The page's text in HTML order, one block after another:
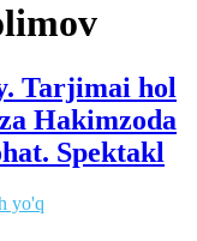
Tarjimai hol
Hakimzoda
Spektakl
yo'q